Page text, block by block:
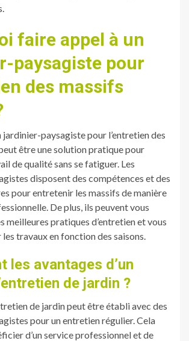
faire appel à un
paysagiste pour
des massifs
jardinier-paysagiste pour l’entretien des
être une solution pratique pour
de qualité sans se fatiguer. Les
disposent des compétences et des
pour entretenir les massifs de manière
De plus, ils peuvent vous
meilleures pratiques d’entretien et vous
travaux en fonction des saisons.
les avantages d’un
de jardin ?
de jardin peut être établi avec des
pour un entretien régulier. Cela
d’un service professionnel et de